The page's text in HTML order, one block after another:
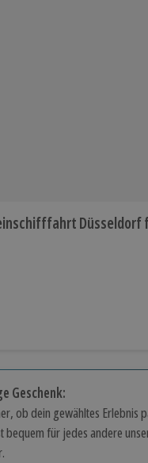
Düsseldorf
basierend auf 30
Geschenk:
ob dein gewähltes Erlebnis
bequem für jedes andere